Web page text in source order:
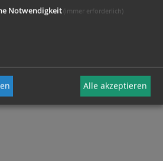
Notwendigkeit(immer erforderlich)
Alle akzeptieren